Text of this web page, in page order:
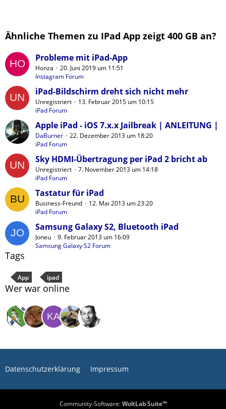
Ähnliche Themen zu IPad App zeigt 400 GB an?
Probleme mit iPad-App
Honza
20. Juni 2019 um 11:51
Instagram Forum
iPad-Bildschirm dreht sich nicht mehr
Unregistriert
13. Februar 2015 um 10:15
iPad Forum
Apple iPad - iOS 7.x.x Jailbreak | ANLEITUNG |
DaBurner
22. Dezember 2013 um 18:20
iPad Forum
Sky HDMI-Übertragung per iPad 2 bricht ab
Unregistriert
7. November 2013 um 14:18
iPad Forum
Tastatur für iPad
Business-Freund
12. Mai 2013 um 23:20
iPad Forum
Samsung Galaxy S2, Bluetooth iPad
Joneu
9. Februar 2013 um 16:09
Samsung Galaxy S2 Forum
Tags
App ipad
Wer war online
Datenschutzerklärung Impressum
Community-Software:WoltLab Suite™